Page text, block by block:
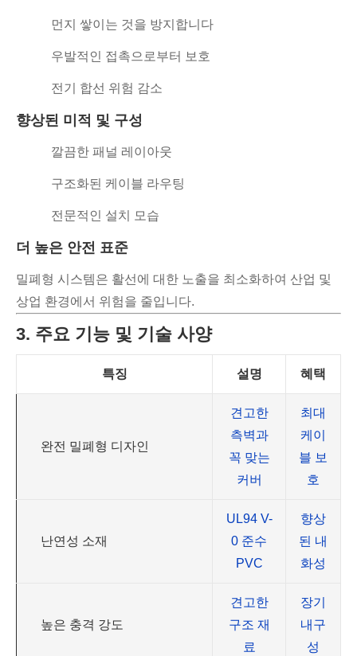
먼지 쌓이는 것을 방지합니다
우발적인 접촉으로부터 보호
전기 합선 위험 감소
향상된 미적 및 구성
깔끔한 패널 레이아웃
구조화된 케이블 라우팅
전문적인 설치 모습
더 높은 안전 표준
밀폐형 시스템은 활선에 대한 노출을 최소화하여 산업 및
상업 환경에서 위험을 줄입니다.
3. 주요 기능 및 기술 사양
특징 설명 혜택
완전 밀폐형 디자인
견고한
측벽과
꼭 맞는
커버
최대
케이
블 보
호
난연성 소재
UL94 V-
0 준수
PVC
향상
된 내
화성
높은 충격 강도
견고한
구조 재
료
장기
내구
성